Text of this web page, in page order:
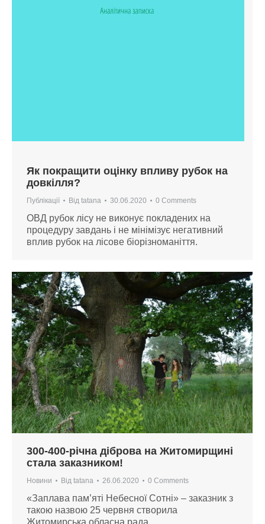
Як покращити оцінку впливу рубок на
довкілля?
Публікації Від tatana 30.06.2020 0 Comments
ОВД рубок лісу не виконує покладених на
процедуру завдань і не мінімізує негативний
вплив рубок на лісове біорізноманіття.
300-400-річна діброва на Житомирщині
стала заказником!
Новини Від tatana 26.06.2020 0 Comments
«Заплава пам’яті Небесної Сотні» – заказник з
такою назвою 25 червня створила
Житомирська обласна рада.